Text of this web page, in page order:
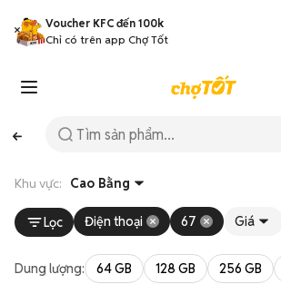
Voucher KFC đến 100k
Chỉ có trên app Chợ Tốt
Khu vực: Cao Bằng
Lọc Điện thoại 67 Giá
Dung lượng: 64 GB 128 GB 256 GB